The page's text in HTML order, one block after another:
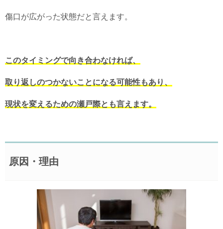
傷口が広がった状態だと言えます。
このタイミングで向き合わなければ、
取り返しのつかないことになる可能性もあり、
現状を変えるための瀬戸際とも言えます。
原因・理由